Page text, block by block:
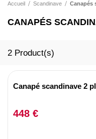
Accueil Scandinave Canapés
CANAPÉS
2 Product(s)
Canapé scandinave 2
448 €